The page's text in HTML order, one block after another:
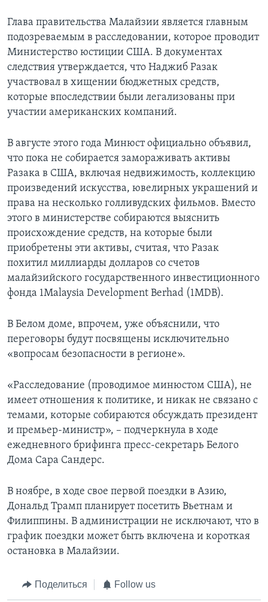
Глава правительства Малайзии является главным
подозреваемым в расследовании, которое проводит
Министерство юстиции США. В документах
следствия утверждается, что Наджиб Разак
участвовал в хищении бюджетных средств,
которые впоследствии были легализованы при
участии американских компаний.
В августе этого года Минюст официально объявил,
что пока не собирается замораживать активы
Разака в США, включая недвижимость, коллекцию
произведений искусства, ювелирных украшений и
права на несколько голливудских фильмов. Вместо
этого в министерстве собираются выяснить
происхождение средств, на которые были
приобретены эти активы, считая, что Разак
похитил миллиарды долларов со счетов
малайзийского государственного инвестиционного
фонда 1Malaysia Development Berhad (1MDB).
В Белом доме, впрочем, уже объяснили, что
переговоры будут посвящены исключительно
«вопросам безопасности в регионе».
«Расследование (проводимое минюстом США), не
имеет отношения к политике, и никак не связано с
темами, которые собираются обсуждать президент
и премьер-министр», – подчеркнула в ходе
ежедневного брифинга пресс-секретарь Белого
Дома Сара Сандерс.
В ноябре, в ходе свое первой поездки в Азию,
Дональд Трамп планирует посетить Вьетнам и
Филиппины. В администрации не исключают, что в
график поездки может быть включена и короткая
остановка в Малайзии.
Поделиться Follow us